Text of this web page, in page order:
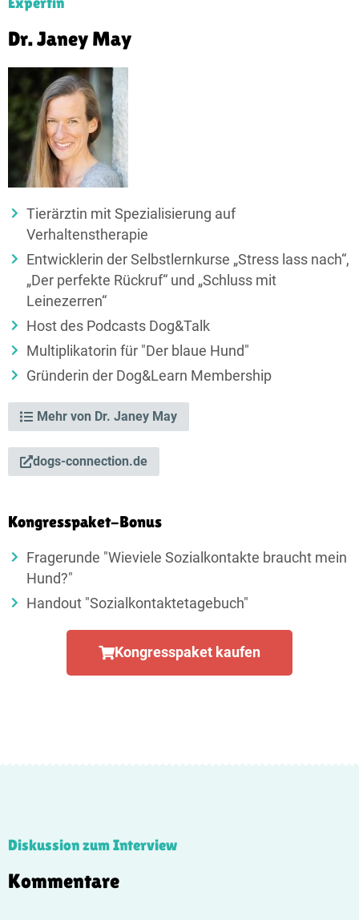
Dr. Janey May
Tierärztin mit Spezialisierung auf
Verhaltenstherapie
Entwicklerin der Selbstlernkurse „Stress lass nach“,
„Der perfekte Rückruf“ und „Schluss mit
Leinezerren“
Host des Podcasts Dog&Talk
Multiplikatorin für "Der blaue Hund"
Gründerin der Dog&Learn Membership
Mehr von Dr. Janey May
dogs-connection.de
Kongresspaket-Bonus
Fragerunde "Wieviele Sozialkontakte braucht mein
Hund?"
Handout "Sozial­kontakte­tagebuch"
Kongresspaket kaufen
Diskussion zum Interview
Kommentare